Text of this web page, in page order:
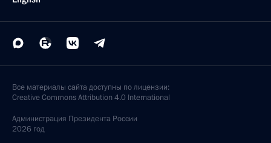
Все материалы сайта доступны по лицензии:
Creative Commons Attribution 4.0 International
Администрация Президента России
2026 год